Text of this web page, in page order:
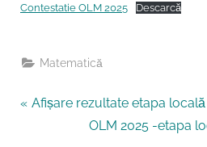
Contestatie OLM 2025
Descarcă
Matematică
Navigare
P
Afișare rezultate etapa locală
N
OLM 2025 -etapa